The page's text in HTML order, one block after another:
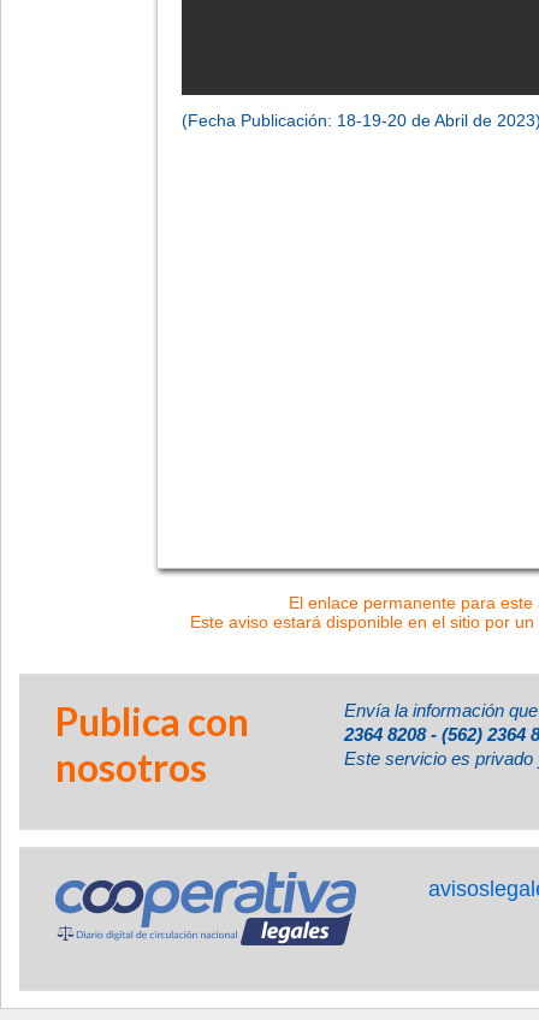
(Fecha Publicación: 18-19-20 de Abril de
El enlace permanente para
Este aviso estará disponible en el sitio por
Publica con
nosotros
Envía la información
2364 8208 - (562) 2364
Este servicio es privado